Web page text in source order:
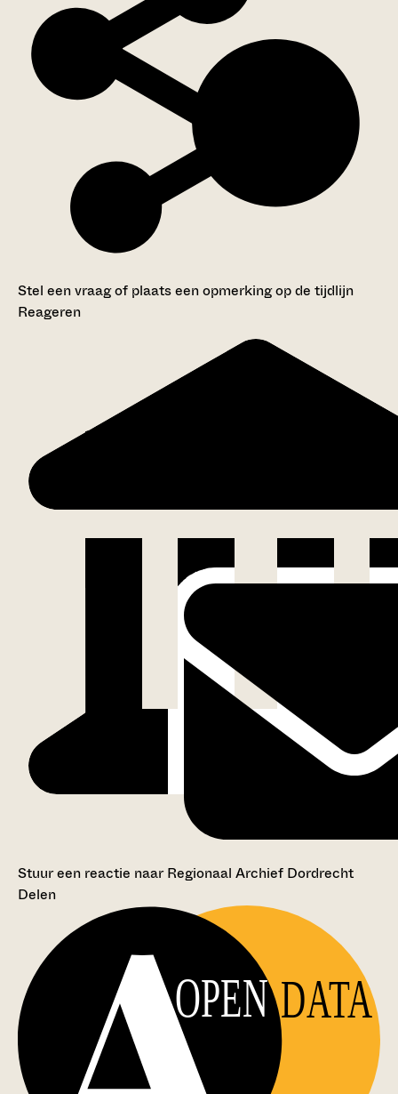
Stel een vraag of plaats een opmerking op de tijdlijn
Reageren
Stuur een reactie naar Regionaal Archief Dordrecht
Delen
OPEN DATA